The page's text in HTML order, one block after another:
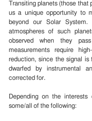
Transiting planets (those
us a unique opportunity to
beyond our Solar
atmospheres of such
observed when they
measurements require
reduction, since the signal
dwarfed by instrumental
corrected for.
Depending on the
some/all of the following: